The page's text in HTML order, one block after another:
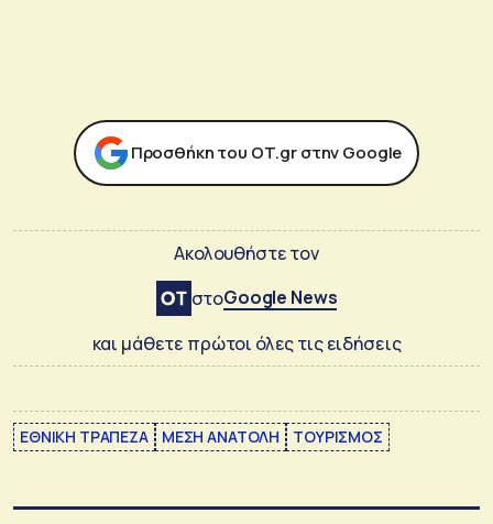
Προσθήκη του ΟΤ.gr στην Google
Ακολουθήστε τον
στοGoogle News
και μάθετε πρώτοι όλες τις ειδήσεις
ΕΘΝΙΚΗ ΤΡΑΠΕΖΑ ΜΕΣΗ ΑΝΑΤΟΛΗ ΤΟΥΡΙΣΜΟΣ